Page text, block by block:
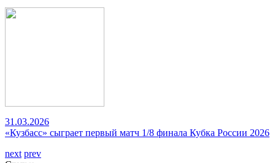
31.03.2026
«Кузбасс» сыграет первый матч 1/8 финала Кубка России 2026
next prev